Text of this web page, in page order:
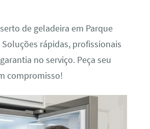
de geladeira em Parque
Soluções rápidas, profissionais
no serviço. Peça seu
compromisso!